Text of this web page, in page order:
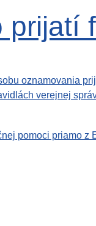
prijatí
oznamovania
verejnej
pomoci priamo z